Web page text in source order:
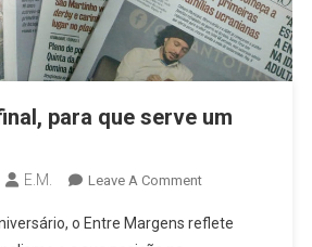
para que serve um
E.M. Leave A CommentOn
Afinal,
o Entre Margens reflete